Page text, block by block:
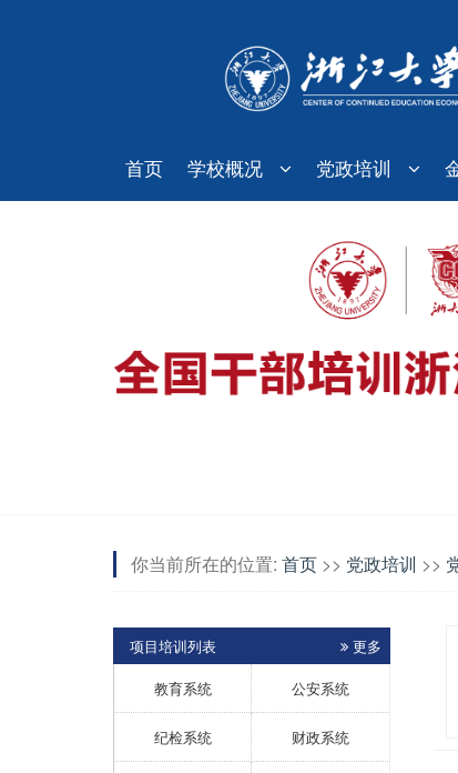
首页 学校概况 党政培训
你当前所在的位置: 首页 >> 党政培训 >>
项目培训列表
更多
教育系统
公安系统
纪检系统 财政系统